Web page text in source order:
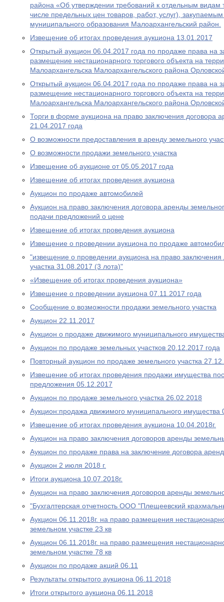
района «Об утверждении требований к отдельным видам
числе предельных цен товаров, работ, услуг),
муниципального образования Малоархангельский район.
Извещение об итогах проведения аукциона 13.01.2017
Открытый аукцион 06.04.2017 года по продаже права на
размещение нестационарного торгового объекта на
Малоархангельска Малоархангельского района
Открытый аукцион 06.04.2017 года по продаже права на
размещение нестационарного торгового объекта на
Малоархангельска Малоархангельского района
Торги в форме аукциона на право заключения договора
21.04.2017 года
О возможности предоставления в аренду земельного
О возможности продажи земельного участка
Извещение об аукционе от 05.05.2017 года
Извещение об итогах проведения аукциона
Аукцион по продаже автомобилей
Аукцион на право заключения договора аренды
подачи предложений о цене
Извещение об итогах проведения аукциона
Извещение о проведении аукциона по продаже
"извещение о проведении аукциона на право
участка 31.08.2017 (3 лота)"
«Извещение об итогах проведения аукциона»
Извещение о проведении аукциона 07.11.2017 года
Сообщение о возможности продажи земельного участка
Аукцион 22.11.2017
Аукцион о продаже движимого муниципального
Аукцион по продаже земельных участков 20.12.2017 года
Повторный аукцион по продаже земельного участка
Извещение об итогах проведения продажи имущества
предложения 05.12.2017
Аукцион по продаже земельного участка 26.02.2018
Аукцион:продажа движимого муниципального имущества
Извещение об итогах проведения аукциона 10.04.2018г.
Аукцион на право заключения договоров аренды
Аукцион по продаже права на заключение договора
Аукцион 2 июля 2018 г.
Итоги аукциона 10.07.2018г.
Аукцион на право заключения договоров аренды
"Бухгалтерская отчетность ООО "Плещеевский
Аукцион 06.11.2018г. на право размещения
земельном участке 23 кв
Аукцион 06.11.2018г. на право размещения
земельном участке 78 кв
Аукцион по продаже акций 06.11
Результаты открытого аукциона 06.11.2018
Итоги открытого аукциона 06.11.2018